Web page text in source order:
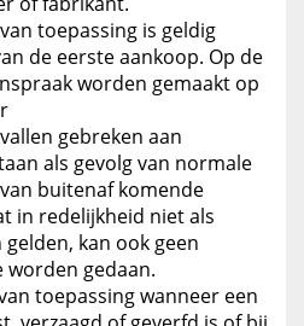
toepassing is geldig
de eerste aankoop. Op de
worden gemaakt op
gebreken aan
als gevolg van normale
buitenaf komende
in redelijkheid niet als
kan ook geen
gedaan.
toepassing wanneer een